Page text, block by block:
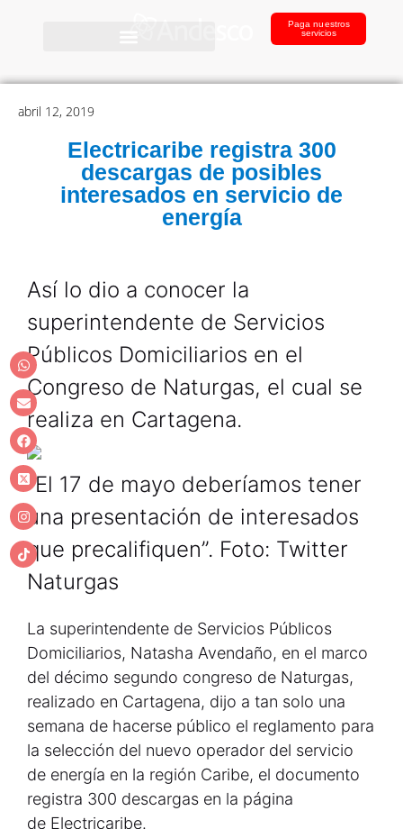
Paga nuestros
servicios
abril 12, 2019
Electricaribe registra 300
descargas de posibles
interesados en servicio de
energía
Así lo dio a conocer la
superintendente de Servicios
Públicos Domiciliarios en el
Congreso de Naturgas, el cual se
realiza en Cartagena.
“El 17 de mayo deberíamos tener
una presentación de interesados
que precalifiquen”. Foto: Twitter
Naturgas
La superintendente de Servicios Públicos
Domiciliarios, Natasha Avendaño, en el marco
del décimo segundo congreso de Naturgas,
realizado en Cartagena, dijo a tan solo una
semana de hacerse público el reglamento para
la selección del nuevo operador del servicio
de energía en la región Caribe, el documento
registra 300 descargas en la página
de Electricaribe.